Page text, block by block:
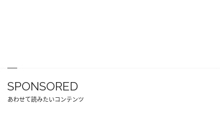
SPONSORED
あわせて読みたいコンテンツ